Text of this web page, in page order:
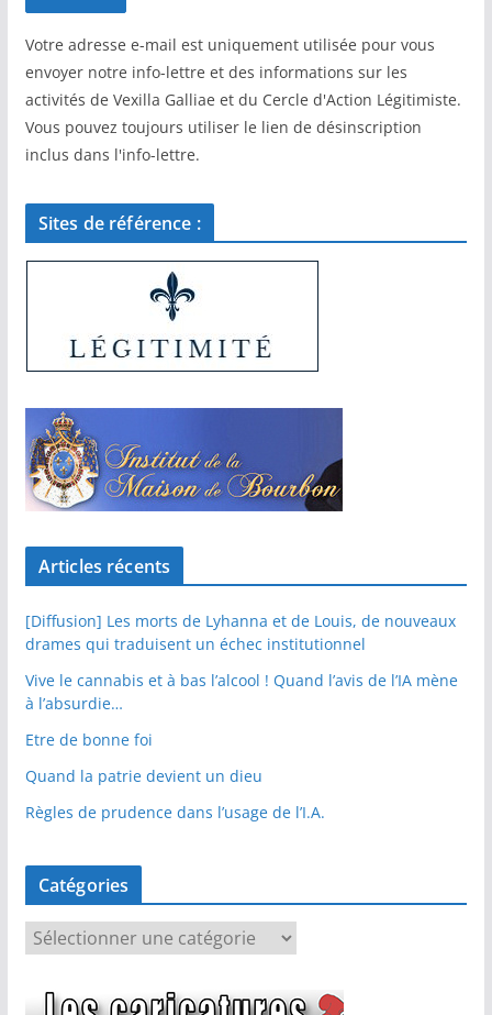
Votre adresse e-mail est uniquement utilisée pour vous
envoyer notre info-lettre et des informations sur les
activités de Vexilla Galliae et du Cercle d'Action Légitimiste.
Vous pouvez toujours utiliser le lien de désinscription
inclus dans l'info-lettre.
Sites de référence :
Articles récents
[Diffusion] Les morts de Lyhanna et de Louis, de nouveaux
drames qui traduisent un échec institutionnel
Vive le cannabis et à bas l’alcool ! Quand l’avis de l’IA mène
à l’absurdie…
Etre de bonne foi
Quand la patrie devient un dieu
Règles de prudence dans l’usage de l’I.A.
Catégories